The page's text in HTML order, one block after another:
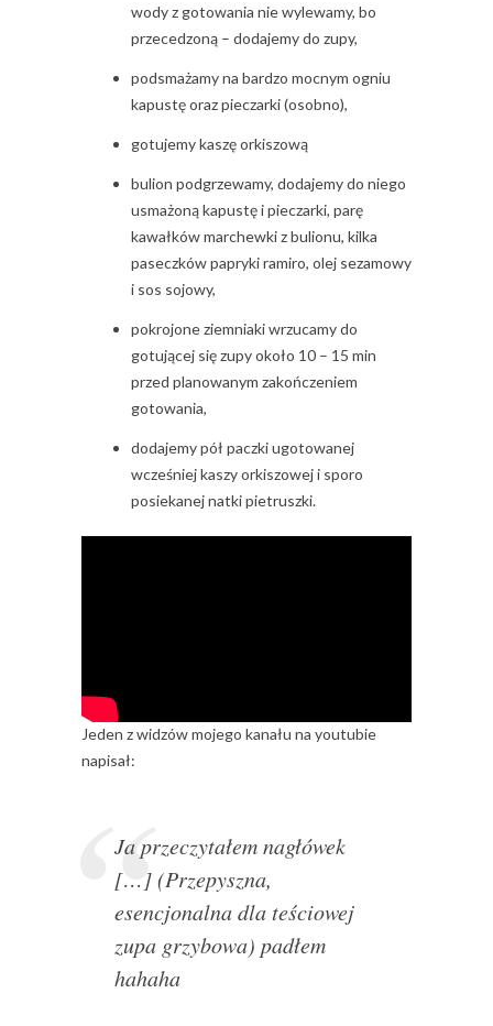
wody z gotowania nie wylewamy, bo
przecedzoną – dodajemy do zupy,
podsmażamy na bardzo mocnym ogniu
kapustę oraz pieczarki (osobno),
gotujemy kaszę orkiszową
bulion podgrzewamy, dodajemy do niego
usmażoną kapustę i pieczarki, parę
kawałków marchewki z bulionu, kilka
paseczków papryki ramiro, olej sezamowy
i sos sojowy,
pokrojone ziemniaki wrzucamy do
gotującej się zupy około 10 – 15 min
przed planowanym zakończeniem
gotowania,
dodajemy pół paczki ugotowanej
wcześniej kaszy orkiszowej i sporo
posiekanej natki pietruszki.
Jeden z widzów mojego kanału na youtubie
napisał:
Ja przeczytałem nagłówek
[…] (Przepyszna,
esencjonalna dla teściowej
zupa grzybowa) padłem
hahaha